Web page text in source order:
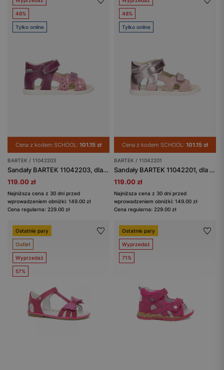
48%
Tylko online
Cena z kodem SCHOOL: 101.15 zł
BARTEK / 11042203
Sandały BARTEK 11042203, dla dziewcząt, fioletowo-różowy
119.00 zł
Najniższa cena z 30 dni przed
wprowadzeniem obniżki: 149.00 zł
Cena regularna: 229.00 zł
48%
Tylko online
Cena z kodem SCHOOL: 101.15 zł
BARTEK / 11042201
Sandały BARTEK 11042201, dla dziewcząt, różowy
119.00 zł
Najniższa cena z 30 dni przed
wprowadzeniem obniżki: 149.00 zł
Cena regularna: 229.00 zł
Ostatnie pary
Outlet
Wyprzedaż
57%
Ostatnie pary
Wyprzedaż
71%